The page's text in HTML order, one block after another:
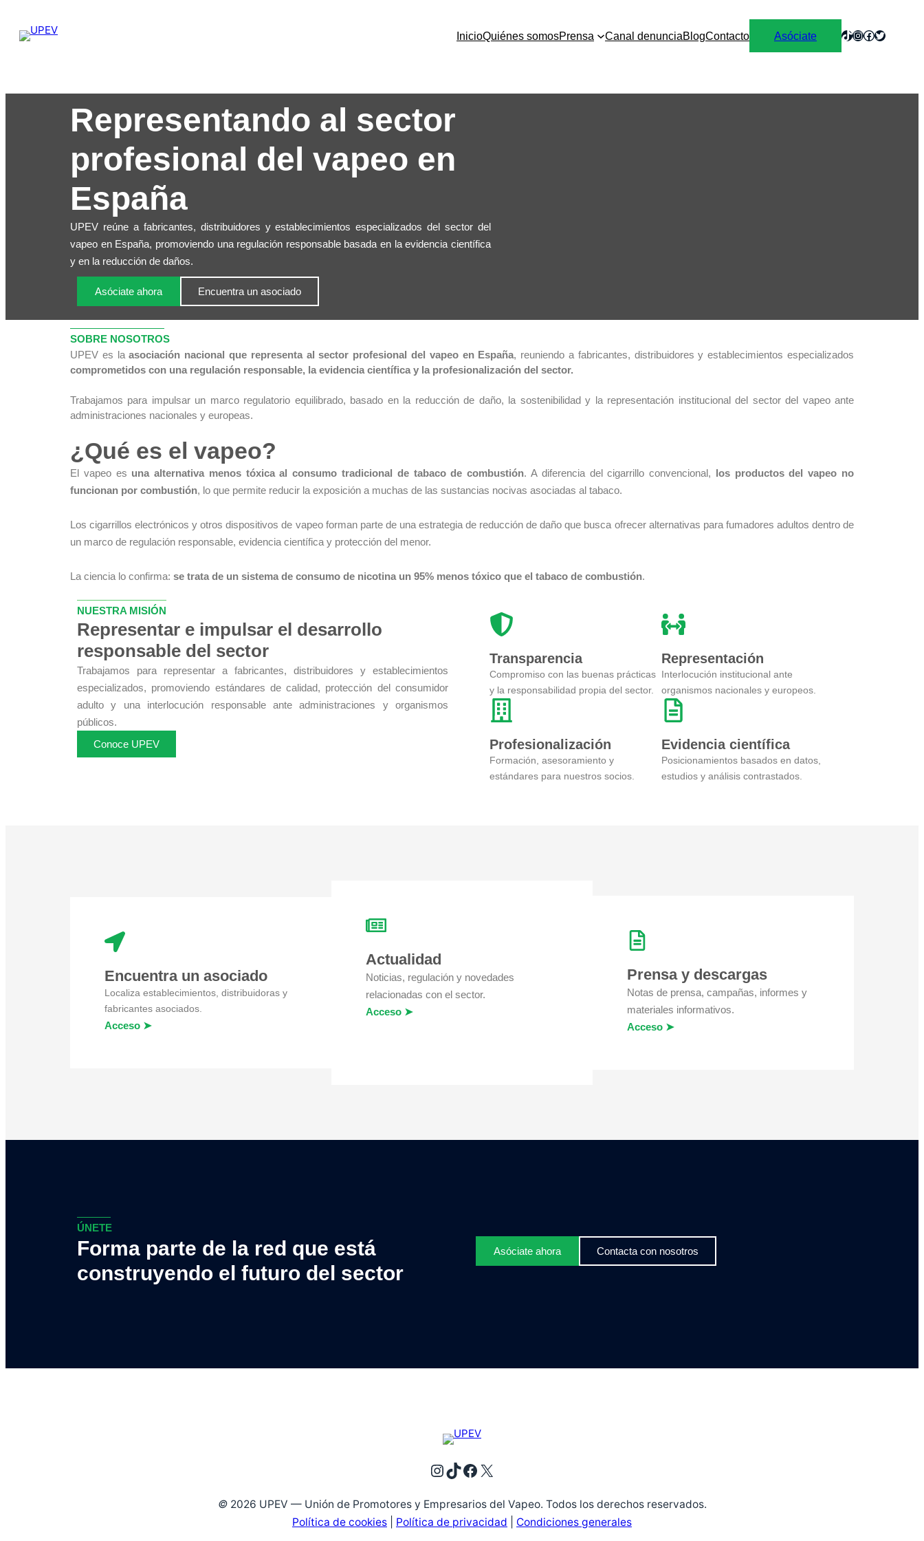
InicioQuiénes somosPrensa Canal denunciaBlogContacto Asóciate
Representando al sector
profesional del vapeo en
España
UPEV reúne a fabricantes, distribuidores y establecimientos especializados del sector del
vapeo en España, promoviendo una regulación responsable basada en la evidencia científica
y en la reducción de daños.
Asóciate ahora Encuentra un asociado
SOBRE NOSOTROS
UPEV es laasociación nacional que representa al sector profesional del vapeo en España, reuniendo a fabricantes, distribuidores y establecimientos especializados
comprometidos con una regulación responsable, la evidencia científica y la profesionalización del sector.
Trabajamos para impulsar un marco regulatorio equilibrado, basado en la reducción de daño, la sostenibilidad y la representación institucional del sector del vapeo ante
administraciones nacionales y europeas.
¿Qué es el vapeo?
El vapeo es una alternativa menos tóxica al consumo tradicional de tabaco de combustión. A diferencia del cigarrillo convencional, los productos del vapeo no
funcionan por combustión, lo que permite reducir la exposición a muchas de las sustancias nocivas asociadas al tabaco.
Los cigarrillos electrónicos y otros dispositivos de vapeo forman parte de una estrategia de reducción de daño que busca ofrecer alternativas para fumadores adultos dentro de
un marco de regulación responsable, evidencia científica y protección del menor.
La ciencia lo confirma: se trata de un sistema de consumo de nicotina un 95% menos tóxico que el tabaco de combustión.
NUESTRA MISIÓN
Representar e impulsar el desarrollo
responsable del sector
Trabajamos para representar a fabricantes, distribuidores y establecimientos
especializados, promoviendo estándares de calidad, protección del consumidor
adulto y una interlocución responsable ante administraciones y organismos
públicos.
Conoce UPEV
Transparencia
Compromiso con las buenas prácticas
y la responsabilidad propia del sector.
Representación
Interlocución institucional ante
organismos nacionales y europeos.
Profesionalización
Formación, asesoramiento y
estándares para nuestros socios.
Evidencia científica
Posicionamientos basados en datos,
estudios y análisis contrastados.
Encuentra un asociado
Localiza establecimientos, distribuidoras y
fabricantes asociados.
Acceso ➤
Actualidad
Noticias, regulación y novedades
relacionadas con el sector.
Acceso ➤
Prensa y descargas
Notas de prensa, campañas, informes y
materiales informativos.
Acceso ➤
ÚNETE
Forma parte de la red que está
construyendo el futuro del sector
Asóciate ahora Contacta con nosotros
©2026 UPEV — Unión de Promotores y Empresarios del Vapeo. Todos los derechos reservados.
Política de cookies
Política de privacidad Condiciones generales